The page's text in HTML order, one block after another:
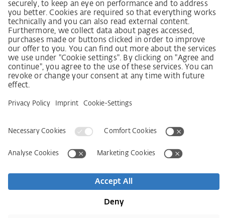
suministro
Código de conducta para proveedores
Ficha informativa LkSG (Ley sobre el deber de
diligencia en la cadena de suministro)
Declaración de principios sobre la estrategia de
derechos humanos
sobre el deber de diligencia en la cadena de suministro
Aviso legal
AVB / AGB
Declaración de accesibilidad